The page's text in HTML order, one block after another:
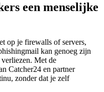
een menselijke
op je firewalls of servers,
kan genoeg zijn
verliezen. Met de
Catcher24 en partner
zonder dat je zelf